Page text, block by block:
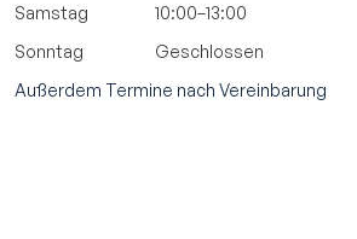
Samstag
10:00–13:00
Sonntag
Geschlossen
Außerdem Termine nach Vereinbarung